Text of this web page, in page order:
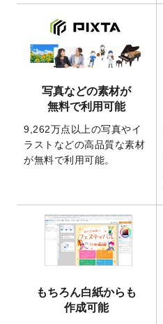
りました！
2025/12/22
【新商品】ア
きるようにな
2025/12/22
2026年版4月
テンプレート
開いたしました
2025/9/30
【新商品】ク
きるようにな
2026年午年
を公開いたし
2025/9/10
喪中はがき・
レートを公開
2025/8/1
9,160万点以上
2025/7/30
キャンバスプ
トを追加いた
写真などの素材が
無料で利用可能
9,262万点以上の写真やイ
ラストなどの高品質な素材
が無料で利用可能。
もちろん白紙からも
作成可能